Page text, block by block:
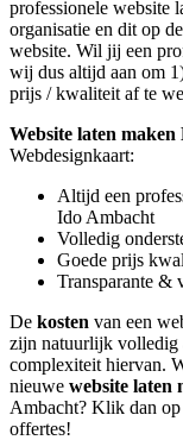
professionele website
organisatie en dit op
website. Wil jij een
wij dus altijd aan om
prijs / kwaliteit af te
Website laten
Webdesignkaart:
Altijd een
Ido Ambacht
Volledig
Goede prijs
Transparante &
De kosten van een
zijn natuurlijk volledig
complexiteit hiervan.
nieuwe website laten
Ambacht? Klik dan op
offertes!